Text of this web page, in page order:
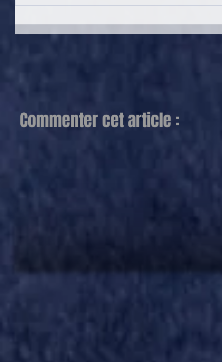
Commenter cet article :